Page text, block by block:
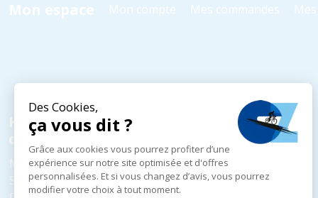
Mon espace Mon compte Mes commandes
Horaires
d'ouverture
Mardi au Vendredi 10h - 18h30
Samedi
10h - 18h00